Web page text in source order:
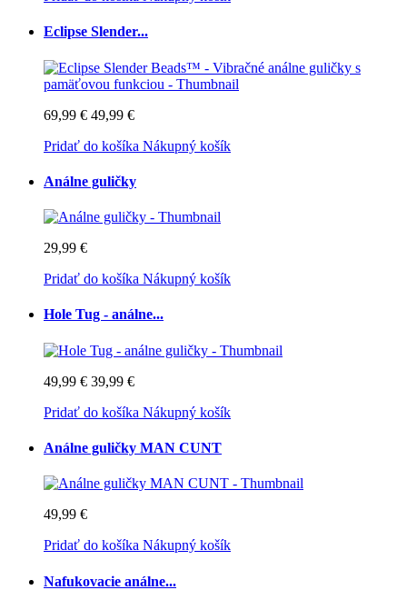
Eclipse Slender...
69,99 € 49,99 €
Pridať do košíka Nákupný košík
Análne guličky
29,99 €
Pridať do košíka Nákupný košík
Hole Tug - análne...
49,99 € 39,99 €
Pridať do košíka Nákupný košík
Análne guličky MAN CUNT
49,99 €
Pridať do košíka Nákupný košík
Nafukovacie análne...